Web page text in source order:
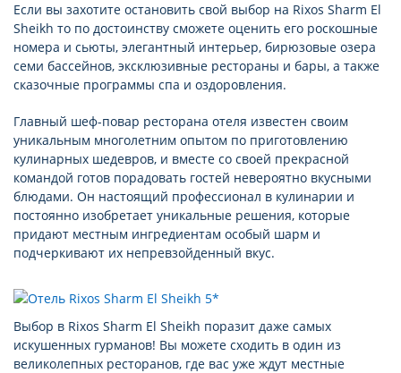
Если вы захотите остановить свой выбор на Rixos Sharm El
Sheikh то по достоинству сможете оценить его роскошные
номера и сьюты, элегантный интерьер, бирюзовые озера
семи бассейнов, эксклюзивные рестораны и бары, а также
сказочные программы спа и оздоровления.
Главный шеф-повар ресторана отеля известен своим
уникальным многолетним опытом по приготовлению
кулинарных шедевров, и вместе со своей прекрасной
командой готов порадовать гостей невероятно вкусными
блюдами. Он настоящий профессионал в кулинарии и
постоянно изобретает уникальные решения, которые
придают местным ингредиентам особый шарм и
подчеркивают их непревзойденный вкус.
Выбор в Rixos Sharm El Sheikh поразит даже самых
искушенных гурманов! Вы можете сходить в один из
великолепных ресторанов, где вас уже ждут местные